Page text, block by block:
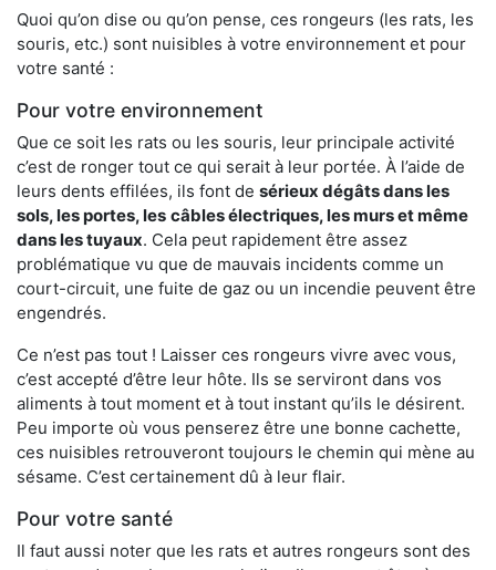
Quoi qu’on dise ou qu’on pense, ces rongeurs (les rats, les
souris, etc.) sont nuisibles à votre environnement et pour
votre santé :
Pour votre environnement
Que ce soit les rats ou les souris, leur principale activité
c’est de ronger tout ce qui serait à leur portée. À l’aide de
leurs dents effilées, ils font de sérieux dégâts dans les
sols, les portes, les câbles électriques, les murs et même
dans les tuyaux. Cela peut rapidement être assez
problématique vu que de mauvais incidents comme un
court-circuit, une fuite de gaz ou un incendie peuvent être
engendrés.
Ce n’est pas tout ! Laisser ces rongeurs vivre avec vous,
c’est accepté d’être leur hôte. Ils se serviront dans vos
aliments à tout moment et à tout instant qu’ils le désirent.
Peu importe où vous penserez être une bonne cachette,
ces nuisibles retrouveront toujours le chemin qui mène au
sésame. C’est certainement dû à leur flair.
Pour votre santé
Il faut aussi noter que les rats et autres rongeurs sont des